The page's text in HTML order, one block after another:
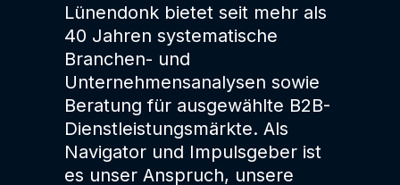
Lünendonk bietet seit mehr als
40 Jahren systematische
Branchen- und
Unternehmensanalysen sowie
Beratung für ausgewählte B2B-
Dienstleistungsmärkte. Als
Navigator und Impulsgeber ist
es unser Anspruch, unsere